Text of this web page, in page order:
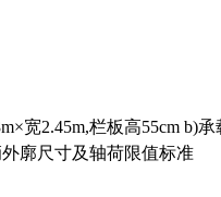
宽2.45m,栏板高55cm b)
廓尺寸及轴荷限值标准